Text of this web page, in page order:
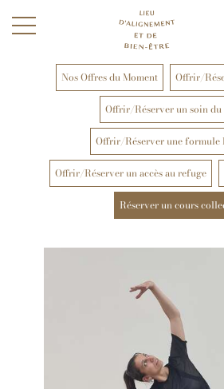
Nos Offres du Moment Offrir/
Offrir/Réserver un soin du
Offrir/Réserver une formule
Offrir/Réserver un accès au refuge
Réserver un cours